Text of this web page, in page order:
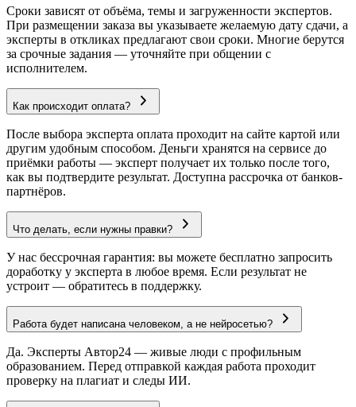
Сроки зависят от объёма, темы и загруженности экспертов.
При размещении заказа вы указываете желаемую дату сдачи, а
эксперты в откликах предлагают свои сроки. Многие берутся
за срочные задания — уточняйте при общении с
исполнителем.
Как происходит оплата?
После выбора эксперта оплата проходит на сайте картой или
другим удобным способом. Деньги хранятся на сервисе до
приёмки работы — эксперт получает их только после того,
как вы подтвердите результат. Доступна рассрочка от банков-
партнёров.
Что делать, если нужны правки?
У нас бессрочная гарантия: вы можете бесплатно запросить
доработку у эксперта в любое время. Если результат не
устроит — обратитесь в поддержку.
Работа будет написана человеком, а не нейросетью?
Да. Эксперты Автор24 — живые люди с профильным
образованием. Перед отправкой каждая работа проходит
проверку на плагиат и следы ИИ.